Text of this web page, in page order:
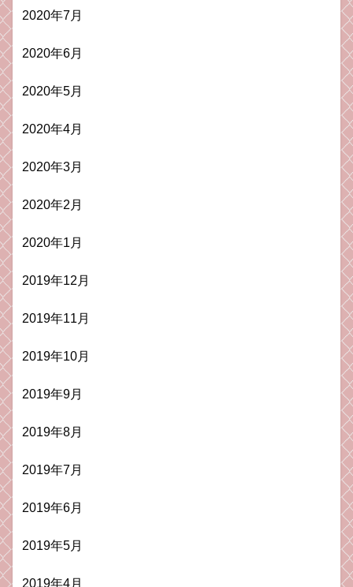
2020年7月
2020年6月
2020年5月
2020年4月
2020年3月
2020年2月
2020年1月
2019年12月
2019年11月
2019年10月
2019年9月
2019年8月
2019年7月
2019年6月
2019年5月
2019年4月